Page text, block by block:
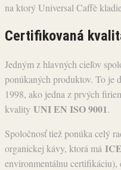
na ktorý Universal Caffè
Certifikovaná
Jedným z hlavných cieľov
ponúkaných produktov. To je
1998, ako jedna z prvých
kvality UNI EN ISO 9001.
Spoločnosť tiež ponúka celý
organickej kávy, ktorá má
environmentálnu certifikáciu),